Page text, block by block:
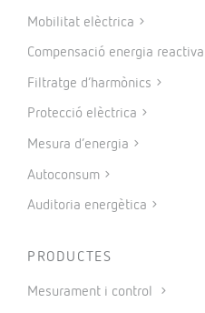
Mobilitat elèctrica
Compensació energia reactiva
Filtratge d’harmònics
Protecció elèctrica
Mesura d’energia
Autoconsum
Auditoria energètica
PRODUCTES
Mesurament i control